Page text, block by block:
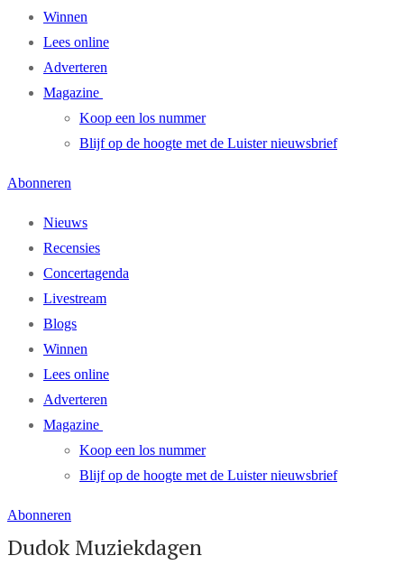
Winnen
Lees online
Adverteren
Magazine
Koop een los nummer
Blijf op de hoogte met de Luister nieuwsbrief
Abonneren
Nieuws
Recensies
Concertagenda
Livestream
Blogs
Winnen
Lees online
Adverteren
Magazine
Koop een los nummer
Blijf op de hoogte met de Luister nieuwsbrief
Abonneren
Dudok Muziekdagen